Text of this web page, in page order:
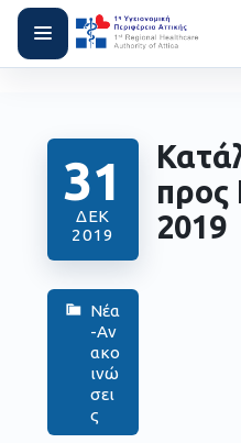
31
ΔΕΚ
2019
Νέα
-Αν
ακο
ινώ
σει
ς
προς
2019